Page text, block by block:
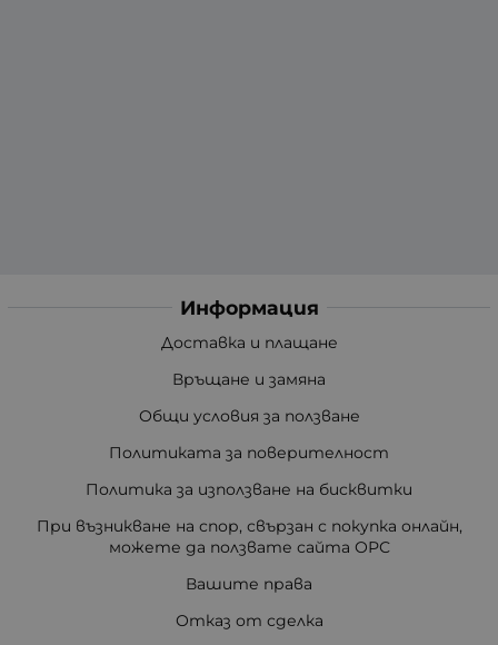
Информация
Доставка и плащане
Връщане и замяна
Общи условия за ползване
Политиката за поверителност
Политика за използване на бисквитки
При възникване на спор, свързан с покупка онлайн,
можете да ползвате сайта ОРС
Вашите права
Отказ от сделка